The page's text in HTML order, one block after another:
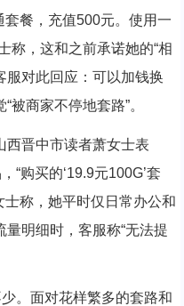
套餐，充值500元。使用一
称，这和之前承诺她的“相
服对此回应：可以加钱换
被商家不停地套路”。
晋中市读者萧女士表
“购买的‘19.9元100G’套
称，她平时仅日常办公和
明细时，客服称“无法提
。面对花样繁多的套路和